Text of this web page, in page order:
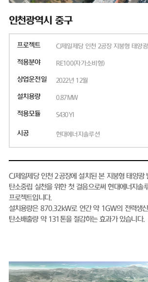
인천광역시 중구
프로젝트 CJ제일제당 인천 2공장 지붕형 태양
적용분야 RE100(자가소비형)
상업운전일 2022년 12월
설치용량 0.87MW
적용모듈 S430YI
시공 현대에너지솔루션
CJ제일제당 인천 2공장에 설치된 본 지붕형 태양광
탄소중립 실천을 위한 첫 걸음으로써 현대에너지솔
프로젝트입니다.
설치용량은 870.32kW로 연간 약 1GW의 전력생
탄소배출량 약 131톤을 절감하는 효과가 있습니다.